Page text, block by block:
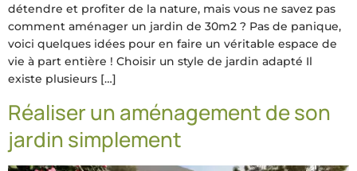
détendre et profiter de la nature, mais vous ne savez pas
comment aménager un jardin de 30m2 ? Pas de panique,
voici quelques idées pour en faire un véritable espace de
vie à part entière ! Choisir un style de jardin adapté Il
existe plusieurs […]
Réaliser un aménagement de son
jardin simplement